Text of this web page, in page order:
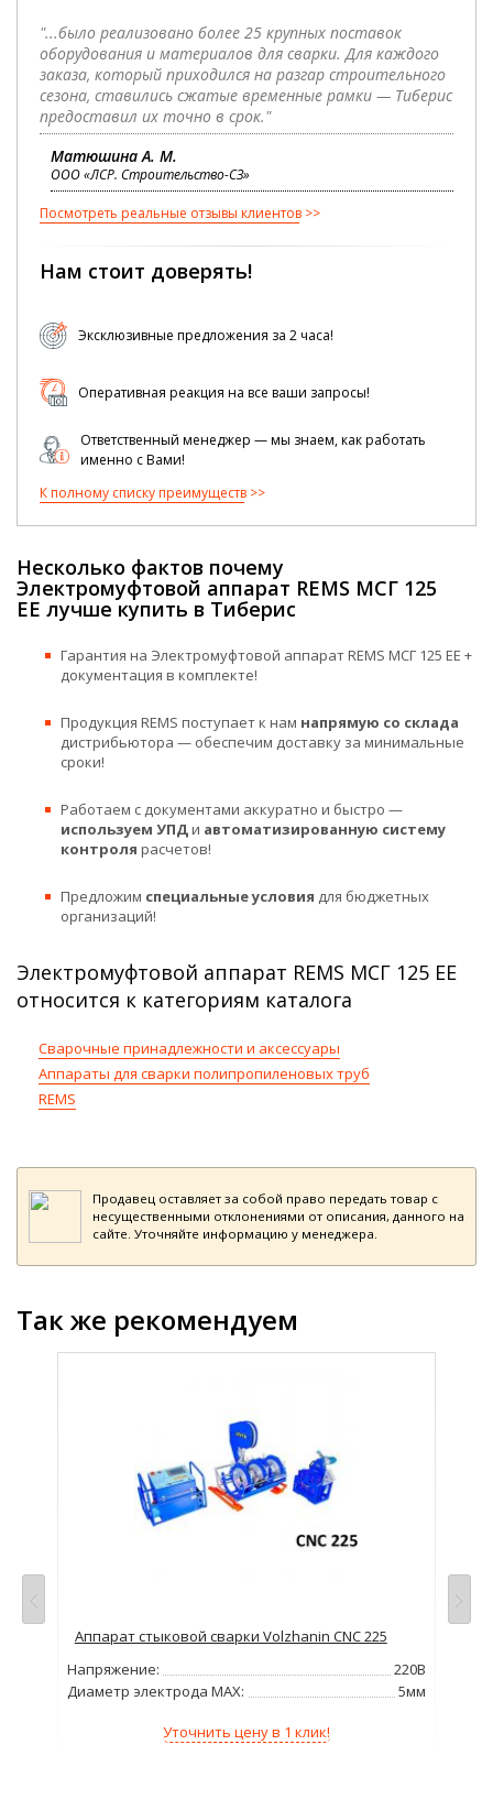
"...было реализовано более 25 крупных поставок
оборудования и материалов для сварки. Для каждого
заказа, который приходился на разгар строительного
сезона, ставились сжатые временные рамки — Тиберис
предоставил их точно в срок."
Матюшина А. М.
ООО «ЛСР. Строительство-СЗ»
Посмотреть реальные отзывы клиентов
Нам стоит доверять!
Эксклюзивные предложения за 2 часа!
Оперативная реакция на все ваши запросы!
Ответственный менеджер — мы знаем, как работать
именно с Вами!
К полному списку преимуществ
Несколько фактов почему
Электромуфтовой аппарат REMS МСГ 125
EE лучше купить в Тиберис
Гарантия на Электромуфтовой аппарат REMS МСГ 125 EE +
документация в комплекте!
Продукция REMS поступает к нам напрямую со склада
дистрибьютора — обеспечим доставку за минимальные
сроки!
Работаем с документами аккуратно и быстро —
используем УПДи автоматизированную систему
контроля расчетов!
Предложим специальные условия для бюджетных
организаций!
Электромуфтовой аппарат REMS МСГ 125 EE
относится к категориям каталога
Сварочные принадлежности и аксессуары
Аппараты для сварки полипропиленовых труб
REMS
Продавец оставляет за собой право передать товар с
несущественными отклонениями от описания, данного на
сайте. Уточняйте информацию у менеджера.
Так же рекомендуем
Аппарат стыковой сварки Volzhanin CNC 225
Напряжение:
220В
Диаметр электрода MAX:
5мм
Уточнить цену в 1 клик!